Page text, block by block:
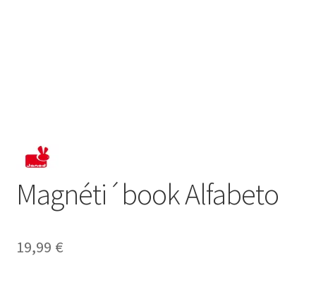
Magnéti´book Alfabeto
19,99 €